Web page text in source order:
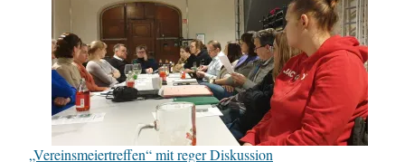
„Vereinsmeiertreffen“ mit reger Diskussion